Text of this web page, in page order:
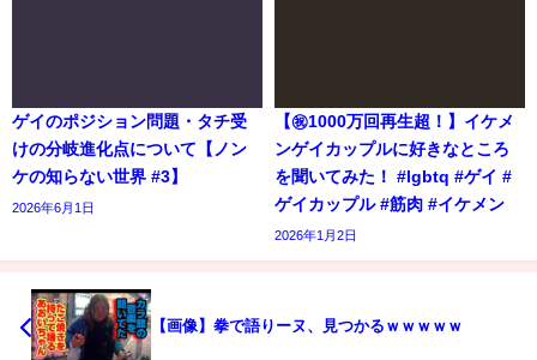
ゲイのポジション問題・タチ受
けの分岐進化点について【ノン
ケの知らない世界 #3】
2026年6月1日
【㊗️1000万回再生超！】イケメ
ンゲイカップルに好きなところ
を聞いてみた！ #lgbtq #ゲイ #
ゲイカップル #筋肉 #イケメン
2026年1月2日
【画像】拳で語りーヌ、見つかるｗｗｗｗｗ